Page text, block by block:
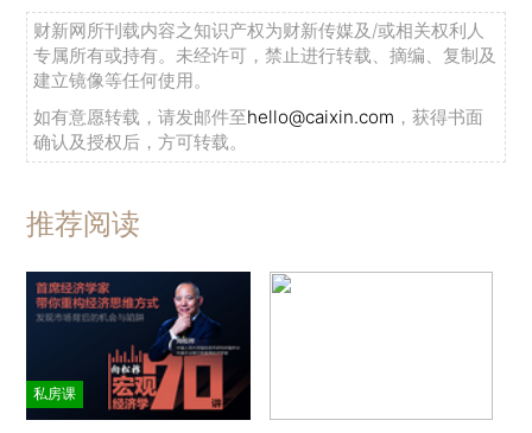
财新网所刊载内容之知识产权为财新传媒及/或相关权利人
专属所有或持有。未经许可，禁止进行转载、摘编、复制及
建立镜像等任何使用。
如有意愿转载，请发邮件至hello@caixin.com ，获得书面
确认及授权后，方可转载。
推荐阅读
私房课